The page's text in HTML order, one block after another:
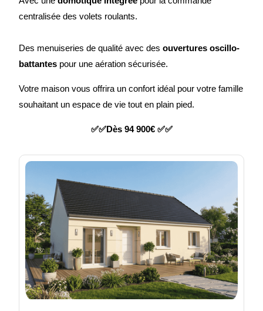
centralisée des volets roulants.
Des menuiseries de qualité avec des ouvertures oscillo-
battantes pour une aération sécurisée.
Votre maison vous offrira un confort idéal pour votre famille
souhaitant un espace de vie tout en plain pied.
✅✅Dès 94 900€ ✅✅